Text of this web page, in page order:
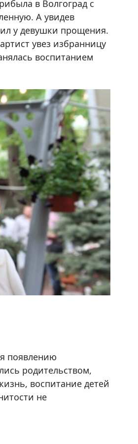
в Волгоград с
А увидев
у девушки прощения.
увез избранницу
воспитанием
появлению
родительством,
воспитание детей
не